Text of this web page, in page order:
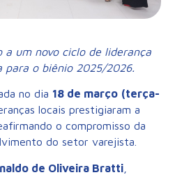
a um novo ciclo de liderança
para o biênio 2025/2026.
no dia 18 de março (terça-
locais prestigiaram a
o compromisso da
do setor varejista.
de Oliveira Bratti